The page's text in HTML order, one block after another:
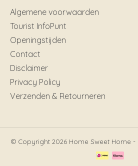
Algemene voorwaarden
Tourist InfoPunt
Openingstijden
Contact
Disclaimer
Privacy Policy
Verzenden & Retourneren
© Copyright 2026 Home Sweet Home -